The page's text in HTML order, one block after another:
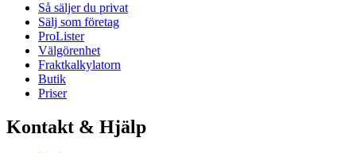
Så säljer du privat
Sälj som företag
ProLister
Välgörenhet
Fraktkalkylatorn
Butik
Priser
Kontakt & Hjälp